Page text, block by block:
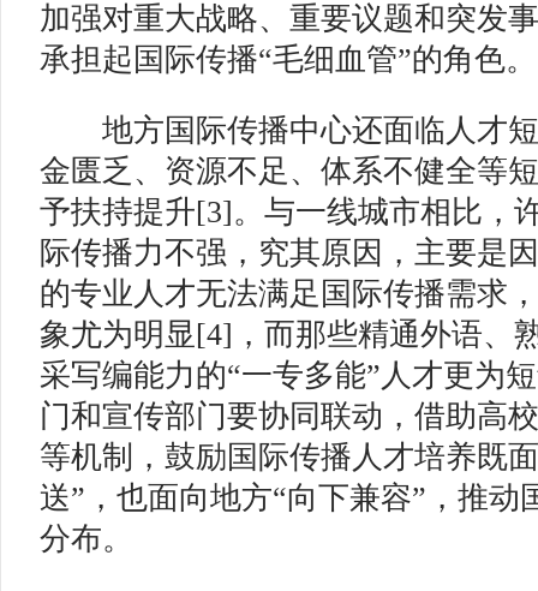
加强对重大战略、重要议题和突发
承担起国际传播“毛细血管”的角色。
地方国际传播中心还面临人才短
金匮乏、资源不足、体系不健全等
予扶持提升[3]。与一线城市相比，
际传播力不强，究其原因，主要是
的专业人才无法满足国际传播需求
象尤为明显[4]，而那些精通外语、
采写编能力的“一专多能”人才更为
门和宣传部门要协同联动，借助高
等机制，鼓励国际传播人才培养既
送”，也面向地方“向下兼容”，推动
分布。